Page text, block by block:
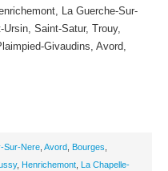
La Guerche-Sur-
Ursin, Saint-Satur, Trouy,
Givaudins, Avord,
Sur-Nere Avord Bourges
, Henrichemont La Chapelle-